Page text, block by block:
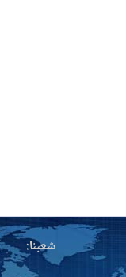
شعبنا: